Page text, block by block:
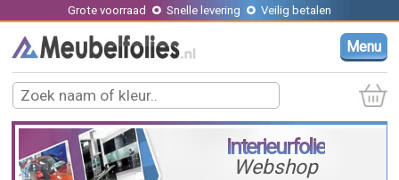
Grote voorraad Snelle levering Veilig betalen
Menu
Interieurfolie
Webshop